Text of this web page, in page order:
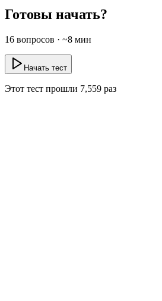
Готовы начать?
16 вопросов · ~8 мин
Начать тест
Этот тест прошли 7,559 раз